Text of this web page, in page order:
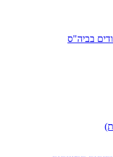
בביה"ס